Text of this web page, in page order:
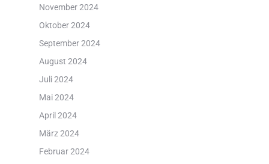
November 2024
Oktober 2024
September 2024
August 2024
Juli 2024
Mai 2024
April 2024
März 2024
Februar 2024